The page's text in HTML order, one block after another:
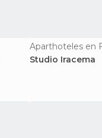
Aparthoteles en
Studio Iracema